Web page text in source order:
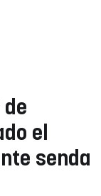
de
el
senda